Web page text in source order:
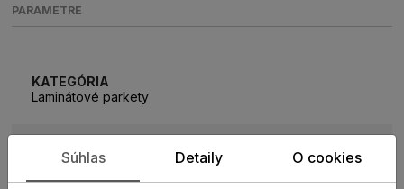
PARAMETRE
KATEGÓRIA
Laminátové parkety
KOLEKCIA
EXTRA
Súhlas Detaily O cookies